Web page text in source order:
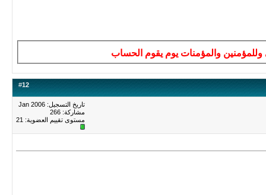
وللمؤمنين والمؤمنات يوم يقوم الحساب
#12
تاريخ التسجيل: Jan 2006
مشاركة: 266
مستوى تقييم العضوية: 21